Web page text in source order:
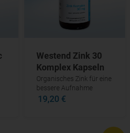
Westend Zink 30
Komplex Kapseln
Organisches Zink für eine
bessere Aufnahme
19,20 €